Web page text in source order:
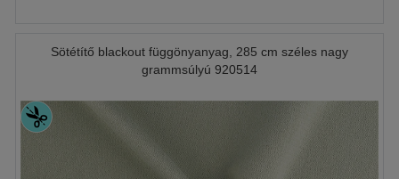
Sötétítő blackout függönyanyag, 285 cm széles nagy
grammsúlyú 920514